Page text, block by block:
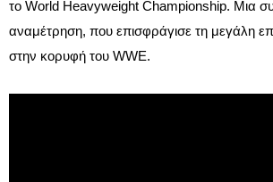
το World Heavyweight Championship. Μια
αναμέτρηση, που επισφράγισε τη μεγάλη
στην κορυφή του WWE.